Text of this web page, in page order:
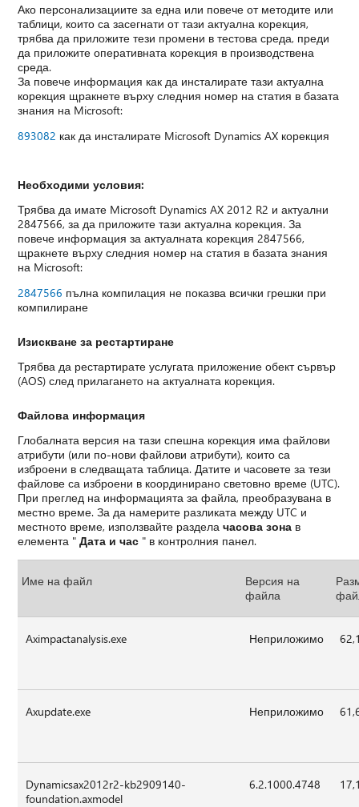
Ако персонализациите за една или повече от методите или
таблици, които са засегнати от тази актуална корекция,
трябва да приложите тези промени в тестова среда, преди
да приложите оперативната корекция в производствена
среда.
За повече информация как да инсталирате тази актуална
корекция щракнете върху следния номер на статия в базата
знания на Microsoft:
893082 как да инсталирате Microsoft Dynamics AX корекция
Необходими условия:
Трябва да имате Microsoft Dynamics AX 2012 R2 и актуални
2847566, за да приложите тази актуална корекция. За
повече информация за актуалната корекция 2847566,
щракнете върху следния номер на статия в базата знания
на Microsoft:
2847566 пълна компилация не показва всички грешки при
компилиране
Изискване за рестартиране
Трябва да рестартирате услугата приложение обект сървър
(AOS) след прилагането на актуалната корекция.
Файлова информация
Глобалната версия на тази спешна корекция има файлови
атрибути (или по-нови файлови атрибути), които са
изброени в следващата таблица. Датите и часовете за тези
файлове са изброени в координирано световно време (UTC).
При преглед на информацията за файла, преобразувана в
местно време. За да намерите разликата между UTC и
местното време, използвайте разделачасова зона в
елемента "Дата и час " в контролния панел.
Име на файл
Версия на
файла
Aximpactanalysis.exe Неприложимо
Axupdate.exe Неприложимо
Dynamicsax2012r2-kb2909140-
foundation.axmodel
6.2.1000.4748